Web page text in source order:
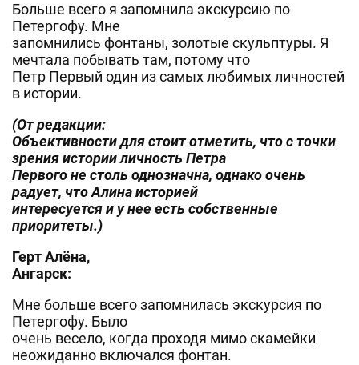
Больше всего я запомнила экскурсию по
Петергофу. Мне
запомнились фонтаны, золотые скульптуры. Я
мечтала побывать там, потому что
Петр Первый один из самых любимых личностей
в истории.
(От редакции:
Объективности для стоит отметить, что с точки
зрения истории личность Петра
Первого не столь однозначна, однако очень
радует, что Алина историей
интересуется и у нее есть собственные
приоритеты.)
Герт Алёна,
Ангарск:
Мне больше всего запомнилась экскурсия по
Петергофу. Было
очень весело, когда проходя мимо скамейки
неожиданно включался фонтан.